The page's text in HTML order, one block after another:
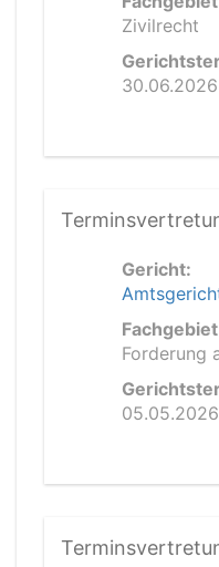
Zivilrecht
Gericht:
Forderung